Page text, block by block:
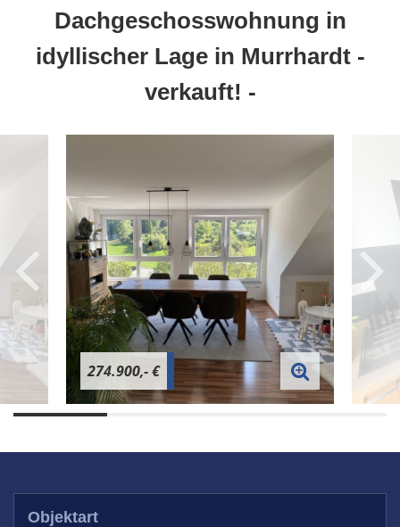
Dachgeschosswohnung in
idyllischer Lage in Murrhardt -
verkauft! -
274.900,- €
Objektart